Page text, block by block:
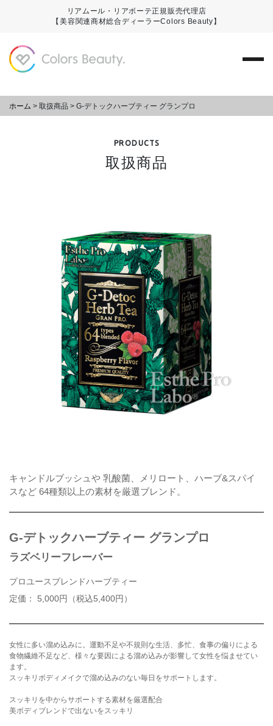
リアムール・リアボーテ正規販売代理店
【美容関連商材総合ディーラーColors Beauty】
ホーム > 取扱商品 > G-デトックハーブティー グランプロ
PRODUCTS
取扱商品
キャンドルブッシュや 乳酸菌、メリロート、ハーブ&スパイ
スなど 64種類以上の素材を厳選ブレンド。
G-デトックハーブティー グランプロ
ラズベリーフレーバー
プロユースブレンドハーブティー
定価： 5,000円（税込5,400円）
女性に多い溜め込みに。運動不足や不規則な生活、多忙、食事の偏りによる
食物繊維不足など、様々な要因による溜め込みが影響して女性を悩ませてい
ます。
スッキリボディメイクで溜め込みのない毎日をサポートします。
スッキリを中からサポートする素材を厳選配合
美ボディブレンドで出ないをスッキリ